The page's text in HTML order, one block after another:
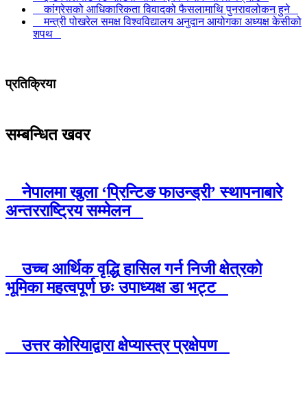
कांग्रेसको आधिकारिकता विवादको फैसलामाथि पुनरावलोकन हुने
मन्त्री पोखरेल समक्ष विश्वविद्यालय अनुदान आयोगका अध्यक्ष केसीको
शपथ
प्रतिक्रिया
सम्बन्धित खवर
नेपालमा खुला ‘प्रिन्टिङ फाउन्ड्री’ स्थापनाबारे
अन्तरराष्ट्रिय सम्मेलन
उच्च आर्थिक वृद्धि हासिल गर्न निजी क्षेत्रको
भूमिका महत्वपूर्ण छः उपाध्यक्ष डा भट्ट
उत्तर कोरियाद्वारा क्षेप्यास्त्र प्रक्षेपण